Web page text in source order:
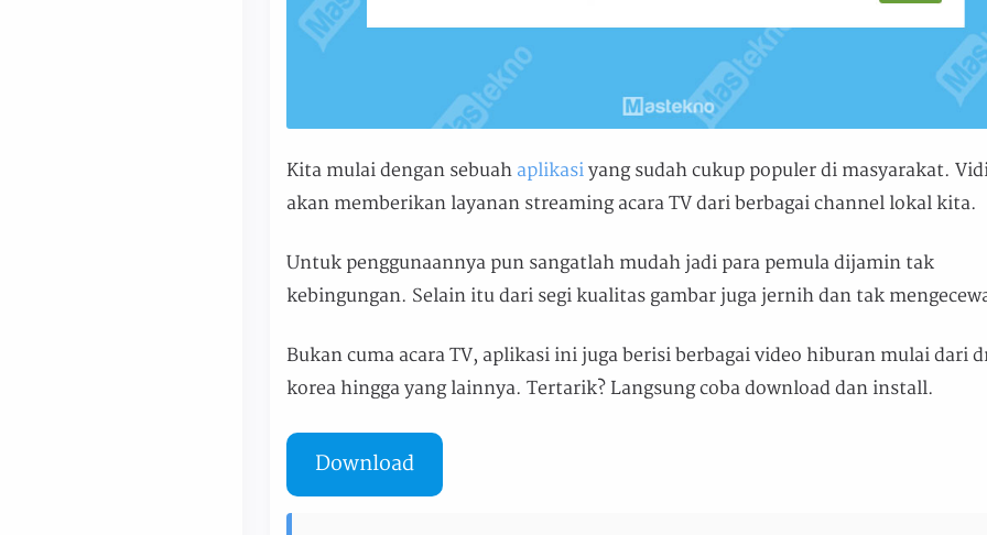
Kita mulai dengan sebuahaplikasiyang sudah cukup populer di masyarakat.
akan memberikan layanan streaming acara TV dari berbagai channel lokal kita.
Untuk penggunaannya pun sangatlah mudah jadi para pemula dijamin tak
kebingungan. Selain itu dari segi kualitas gambar juga jernih dan tak
Bukan cuma acara TV, aplikasi ini juga berisi berbagai video hiburan mulai dari
korea hingga yang lainnya. Tertarik? Langsung coba download dan install.
Download